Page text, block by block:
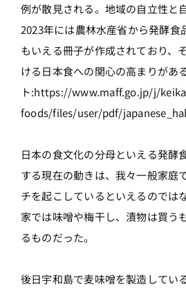
例が散見される。地域の自立性と
2023年には農林水産省から発酵食
もいえる冊子が作成されており、
ける日本食への関心の高まりがあ
ト:https://www.maff.go.jp/j/
foods/files/user/pdf/
日本の食文化の分母といえる発酵
する現在の動きは、我々一般家庭
チを起こしているといえるのでは
家では味噌や梅干し、漬物は買う
るものだった。
後日宇和島で麦味噌を製造してい